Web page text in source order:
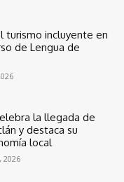
turismo incluyente en
de Lengua de
la llegada de
y destaca su
local
2026